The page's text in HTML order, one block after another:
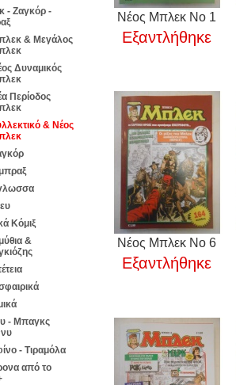
Νέος Μπλεκ No 1
Εξαντλήθηκε
Νέος Μπλεκ Νο 6
Εξαντλήθηκε
- Ζαγκόρ -
& Μεγάλος
Δυναμικός
Περίοδος
& Νέος
Κόμιξ
&
- Μπαγκς
- Τιραμόλα
από το